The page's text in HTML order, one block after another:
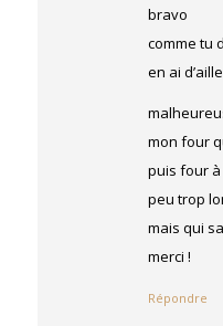
bravo
comme tu
en ai
mon four
puis four à
peu trop
mais qui
merci !
Répondre